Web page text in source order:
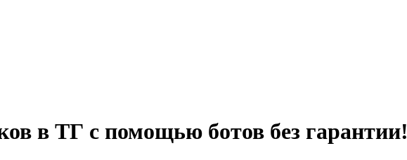
в ТГ с помощью ботов без гарантии!